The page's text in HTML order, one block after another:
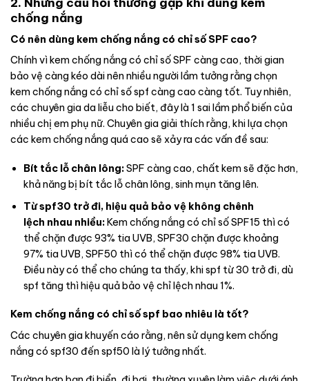
2. Những câu hỏi thường gặp khi dùng kem
chống nắng
Có nên dùng kem chống nắng có chỉ số SPF cao?
Chính vì kem chống nắng có chỉ số SPF càng cao, thời gian
bảo vệ càng kéo dài nên nhiều người lầm tưởng rằng chọn
kem chống nắng có chỉ số spf càng cao càng tốt. Tuy nhiên,
các chuyên gia da liễu cho biết, đây là 1 sai lầm phổ biến của
nhiều chị em phụ nữ. Chuyên gia giải thích rằng, khi lựa chọn
các kem chống nắng quá cao sẽ xảy ra các vấn đề sau:
Bít tắc lỗ chân lông:SPF càng cao, chất kem sẽ đặc hơn,
khả năng bị bít tắc lỗ chân lông, sinh mụn tăng lên.
Từ spf30 trở đi, hiệu quả bảo vệ không chênh
lệch nhau nhiều:Kem chống nắng có chỉ số SPF15 thì có
thể chặn được 93% tia UVB, SPF30 chặn được khoảng
97% tia UVB, SPF50 thì có thể chặn được 98% tia UVB.
Điều này có thể cho chúng ta thấy, khi spf từ 30 trở đi, dù
spf tăng thì hiệu quả bảo vệ chỉ lệch nhau 1%.
Kem chống nắng có chỉ số spf bao nhiêu là tốt?
Các chuyên gia khuyến cáo rằng, nên sử dụng kem chống
nắng có spf30 đến spf50 là lý tưởng nhất.